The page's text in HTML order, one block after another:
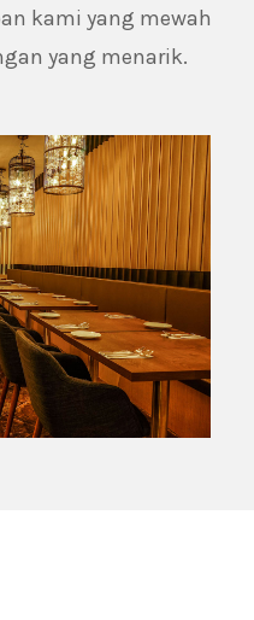
kami yang mewah
yang menarik.